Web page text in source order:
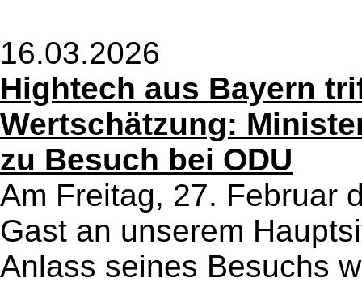
16.03.2026
Hightech aus Bayern
Wertschätzung:
zu Besuch bei ODU
Am Freitag, 27. Februar
Gast an unserem
Anlass seines Besuchs